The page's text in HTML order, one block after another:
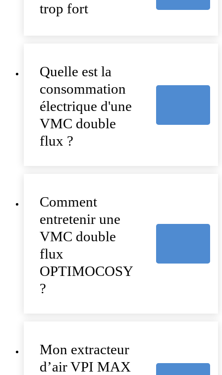
trop fort
Quelle est la
consommation
électrique d'une
VMC double
flux ?
Comment
entretenir une
VMC double
flux
OPTIMOCOSY
?
Mon extracteur
d’air VPI MAX